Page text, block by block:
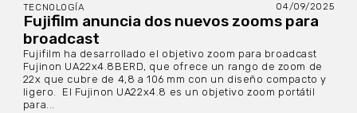
TECNOLOGÍA 04/09/2025
Fujifilm anuncia dos nuevos zooms para
broadcast
Fujifilm ha desarrollado el objetivo zoom para broadcast
Fujinon UA22x4.8BERD, que ofrece un rango de zoom de
22x que cubre de 4,8 a 106 mm con un diseño compacto y
ligero. El Fujinon UA22x4.8 es un objetivo zoom portátil
para...